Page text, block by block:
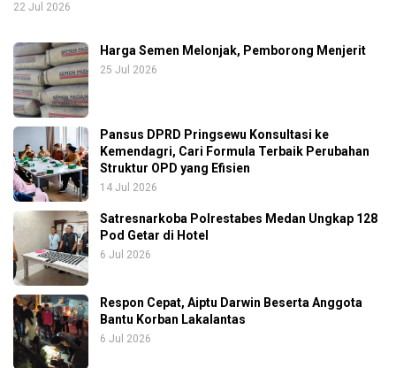
22 Jul 2026
Harga Semen Melonjak, Pemborong Menjerit
25 Jul 2026
Pansus DPRD Pringsewu Konsultasi ke
Kemendagri, Cari Formula Terbaik Perubahan
Struktur OPD yang Efisien
14 Jul 2026
Satresnarkoba Polrestabes Medan Ungkap 128
Pod Getar di Hotel
6 Jul 2026
Respon Cepat, Aiptu Darwin Beserta Anggota
Bantu Korban Lakalantas
6 Jul 2026